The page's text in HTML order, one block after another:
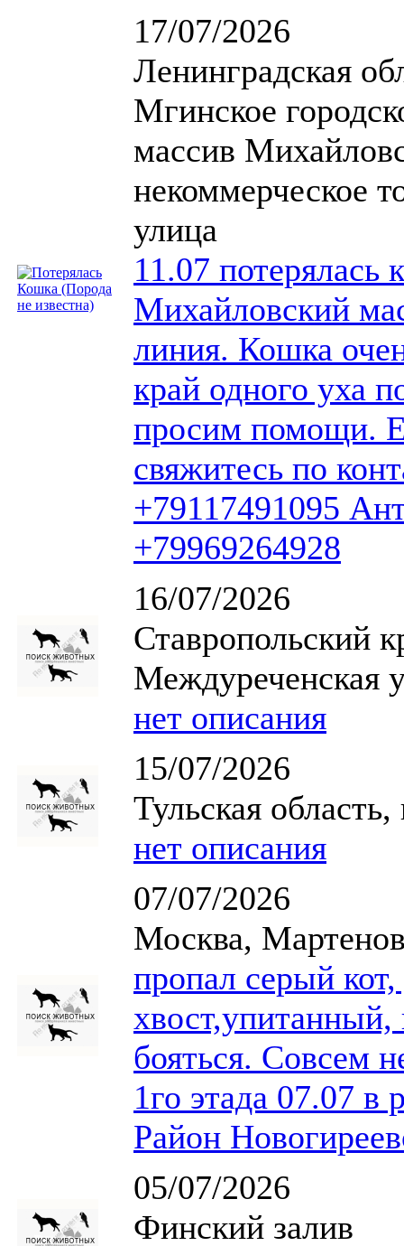
17/07/2026
Ленинградская
Мгинское
массив
некоммерческое
улица
11.07
Михайловский
линия. Кошка
край одного уха
просим помощи.
свяжитесь по
+79117491095
+79969264928
16/07/2026
Ставропольский
Междуреченская
нет описания
15/07/2026
Тульская
нет описания
07/07/2026
Москва,
пропал серый
бояться. Совсем
1го этада 07.07 в
Район
05/07/2026
Финский залив